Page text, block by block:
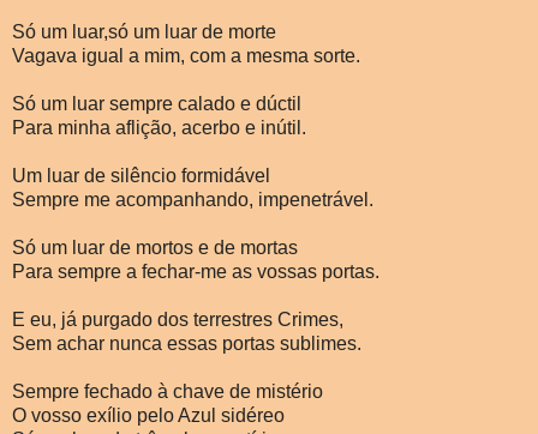
Só um luar,só um luar de morte
Vagava igual a mim, com a mesma sorte.
Só um luar sempre calado e dúctil
Para minha aflição, acerbo e inútil.
Um luar de silêncio formidável
Sempre me acompanhando, impenetrável.
Só um luar de mortos e de mortas
Para sempre a fechar-me as vossas portas.
E eu, já purgado dos terrestres Crimes,
Sem achar nunca essas portas sublimes.
Sempre fechado à chave de mistério
O vosso exílio pelo Azul sidéreo